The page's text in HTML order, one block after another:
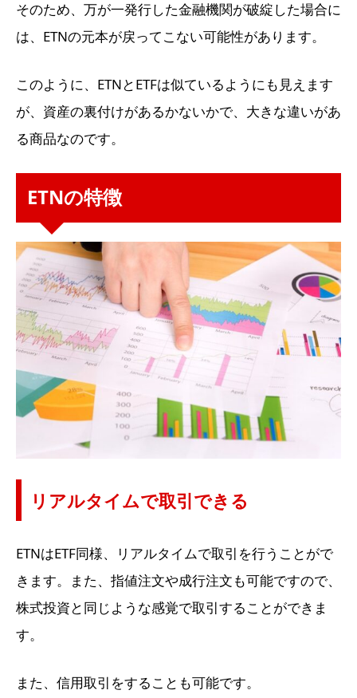
そのため、万が一発行した金融機関が破綻した場合に
は、ETNの元本が戻ってこない可能性があります。
このように、ETNとETFは似ているようにも見えます
が、資産の裏付けがあるかないかで、大きな違いがあ
る商品なのです。
ETNの特徴
リアルタイムで取引できる
ETNはETF同様、リアルタイムで取引を行うことがで
きます。また、指値注文や成行注文も可能ですので、
株式投資と同じような感覚で取引することができま
す。
また、信用取引をすることも可能です。